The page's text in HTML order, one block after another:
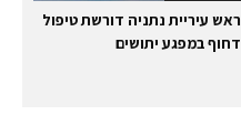
ראש עיריית נתניה דורשת טיפול
דחוף במפגע יתושים